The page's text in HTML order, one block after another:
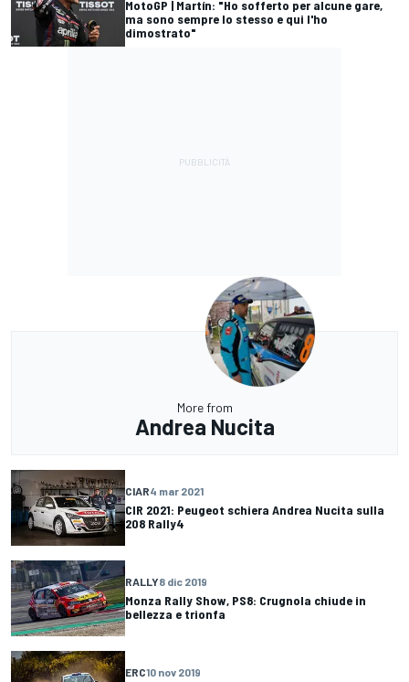
MotoGP | Martín: "Ho sofferto per alcune gare,
ma sono sempre lo stesso e qui l'ho
dimostrato"
More from
Andrea Nucita
CIAR4 mar 2021
CIR 2021: Peugeot schiera Andrea Nucita sulla
208 Rally4
RALLY8 dic 2019
Monza Rally Show, PS8: Crugnola chiude in
bellezza e trionfa
ERC10 nov 2019